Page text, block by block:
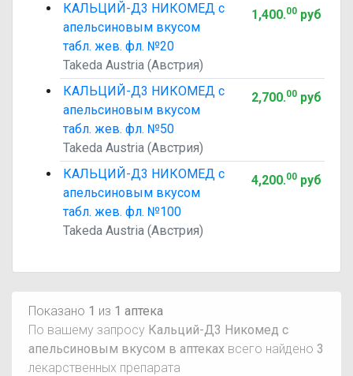
КАЛЬЦИЙ-Д3 НИКОМЕД с
апельсиновым вкусом
табл. жев. фл. №20
Takeda Austria (Австрия)
1,400.00руб
КАЛЬЦИЙ-Д3 НИКОМЕД с
апельсиновым вкусом
табл. жев. фл. №50
Takeda Austria (Австрия)
2,700.00руб
КАЛЬЦИЙ-Д3 НИКОМЕД с
апельсиновым вкусом
табл. жев. фл. №100
Takeda Austria (Австрия)
4,200.00руб
Показано 1 из 1 аптека
По вашему запросу Кальций-Д3 Никомед с
апельсиновым вкусом в аптеках всего найдено 3
лекарственных препарата